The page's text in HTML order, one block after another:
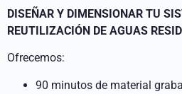
DISEÑAR Y DIMENSIONAR TU
REUTILIZACIÓN DE AGUAS
Ofrecemos:
90 minutos de material